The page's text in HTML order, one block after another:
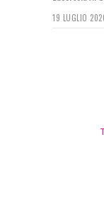
19 LUGLIO